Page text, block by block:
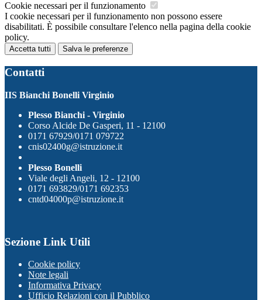
Cookie necessari per il funzionamento
I cookie necessari per il funzionamento non possono essere
disabilitati. È possibile consultare l'elenco nella pagina della cookie
policy.
Accetta tutti Salva le preferenze
Contatti
IIS Bianchi Bonelli Virginio
Plesso Bianchi - Virginio
Corso Alcide De Gasperi, 11 - 12100
0171 67929/0171 079722
cnis02400g@istruzione.it
Plesso Bonelli
Viale degli Angeli, 12 - 12100
0171 693829/0171 692353
cntd04000p@istruzione.it
Sezione Link Utili
Cookie policy
Note legali
Informativa Privacy
Ufficio Relazioni con il Pubblico